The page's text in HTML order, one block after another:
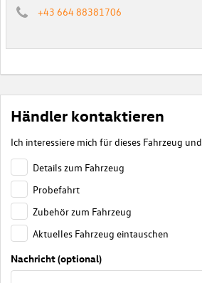
+43 664 88381706
Händler kontaktieren
Ich interessiere mich für dieses Fahrzeug
Details zum Fahrzeug
Probefahrt
Zubehör zum Fahrzeug
Aktuelles Fahrzeug eintauschen
Nachricht (optional)